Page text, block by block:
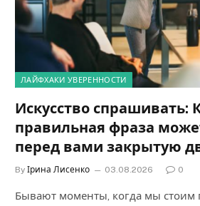
ЛАЙФХАКИ УВЕРЕННОСТИ
Искусство спрашивать:
правильная фраза
перед вами закрытую
By Ірина Лисенко 03.08.2026 0
Бывают моменты, когда мы стоим